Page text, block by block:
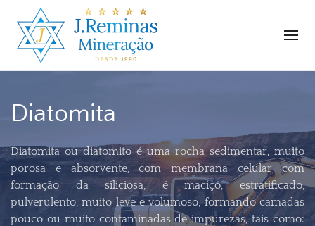
Diatomita
Diatomita ou diatomito é uma rocha sedimentar, muito
porosa e absorvente, com membrana celular com
formação da siliciosa, é maciço, estratificado,
pulverulento, muito leve e volumoso, formando camadas
pouco ou muito contaminadas de impurezas, tais como: